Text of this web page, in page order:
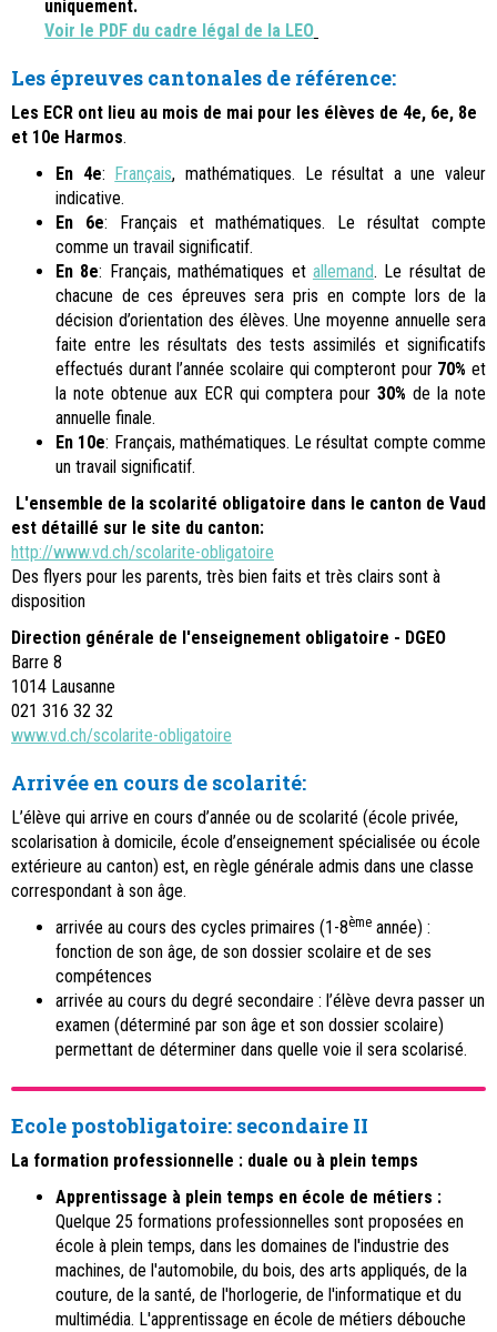
uniquement.
Voir le PDF du cadre légal de la LEO
Les épreuves cantonales de référence:
Les ECR ont lieu au mois de mai pour les élèves de 4e, 6e, 8e
et 10e Harmos.
En 4e: Français, mathématiques. Le résultat a une valeur
indicative.
En 6e: Français etmathématiques. Le résultat compte
comme un travail significatif.
En 8e: Français,mathématiques et allemand. Le résultat de
chacune de ces épreuves sera pris en compte lors de la
décision d’orientation des élèves. Une moyenne annuelle sera
faite entre les résultats des tests assimilés et significatifs
effectués durant l’année scolaire qui compteront pour 70% et
la note obtenue aux ECR qui comptera pour30% de la note
annuelle finale.
En 10e: Français, mathématiques. Le résultat compte comme
un travail significatif.
L'ensemble de la scolarité obligatoire dans le canton de Vaud
est détaillé sur le site du canton:
http://www.vd.ch/scolarite-obligatoire
Des flyers pour les parents, très bien faits et très clairs sont à
disposition
Direction générale de l'enseignement obligatoire - DGEO
Barre 8
1014 Lausanne
021 316 32 32
www.vd.ch/scolarite-obligatoire
Arrivée en cours de scolarité:
L’élève qui arrive en cours d’année ou de scolarité (école privée,
scolarisation à domicile, école d’enseignement spécialisée ou école
extérieure au canton) est, en règle générale admis dans une classe
correspondant à son âge.
arrivée au cours des cycles primaires (1-8ème année) :
fonction de son âge, de son dossier scolaire et de ses
compétences
arrivée au cours du degré secondaire : l’élève devra passer un
examen (déterminé par son âge et son dossier scolaire)
permettant de déterminer dans quelle voie il sera scolarisé.
Ecole postobligatoire: secondaire II
La formation professionnelle : duale ou à plein temps
Apprentissage à plein temps en école de métiers :
Quelque 25 formations professionnelles sont proposées en
école à plein temps, dans les domaines de l'industrie des
machines, de l'automobile, du bois, des arts appliqués, de la
couture, de la santé, de l'horlogerie, de l'informatique et du
multimédia. L'apprentissage en école de métiers débouche